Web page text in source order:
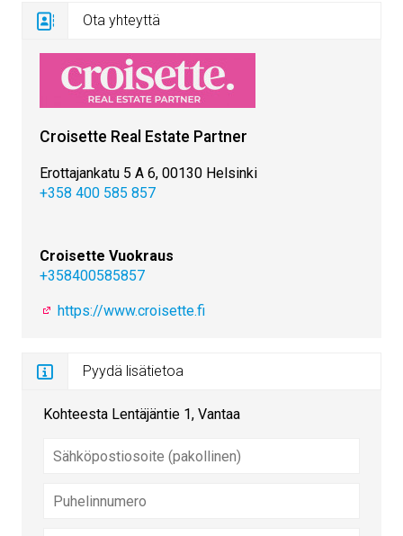
Ota yhteyttä
Croisette Real Estate Partner
Erottajankatu 5 A 6, 00130 Helsinki
+358 400 585 857
Croisette Vuokraus
+358400585857
https://www.croisette.fi
Pyydä lisätietoa
Kohteesta Lentäjäntie 1, Vantaa